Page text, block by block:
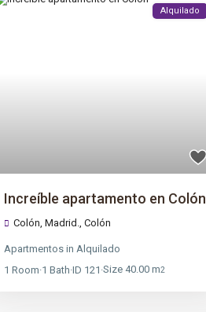
Alquilado
Increíble apartamento en Colón
Colón, Madrid.,Colón
Apartmentos inAlquilado
1 Room·1 Bath·ID 121 ·Size 40.00 m2